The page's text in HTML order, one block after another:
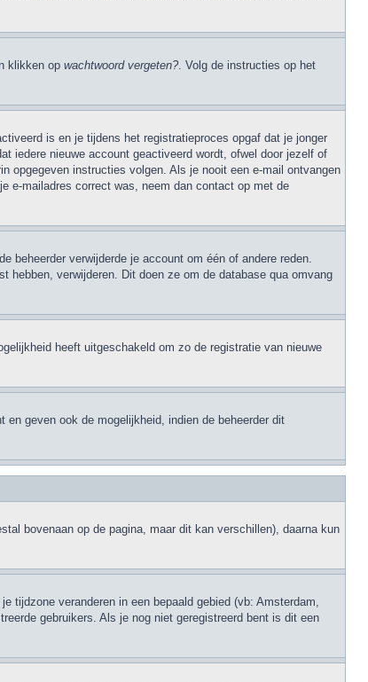
klikken op wachtwoord vergeten?. Volg de instructies op het
is en je tijdens het registratieproces opgaf dat je jonger
iedere nieuwe account geactiveerd wordt, ofwel door jezelf of
opgegeven instructies volgen. Als je nooit een e-mail ontvangen
e-mailadres correct was, neem dan contact op met de
beheerder verwijderde je account om één of andere reden.
hebben, verwijderen. Dit doen ze om de database qua omvang
heeft uitgeschakeld om zo de registratie van nieuwe
geven ook de mogelijkheid, indien de beheerder dit
bovenaan op de pagina, maar dit kan verschillen), daarna kun
tijdzone veranderen in een bepaald gebied (vb: Amsterdam,
gebruikers. Als je nog niet geregistreerd bent is dit een